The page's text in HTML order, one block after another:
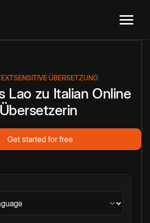
ÜBERSETZUNG
Lao zu Italian Online
Übersetzerin
Get started for free